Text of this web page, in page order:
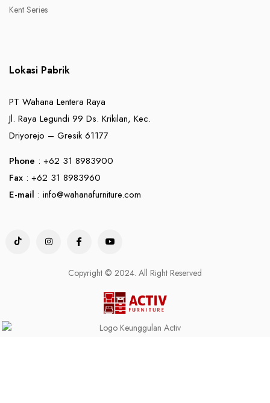
Kent Series
Lokasi Pabrik
PT Wahana Lentera Raya
Jl. Raya Legundi 99 Ds. Krikilan, Kec.
Driyorejo – Gresik 61177
Phone : +62 31 8983900
Fax : +62 31 8983960
E-mail : info@wahanafurniture.com
Copyright © 2024. All Right Reserved